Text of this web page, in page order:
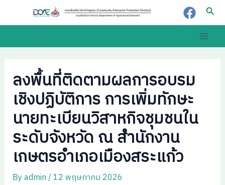
Main
ลงพื้นที่ติดตามผลการอบรม
เชิงปฏิบัติการ การเพิ่มทักษะ
นายทะเบียนวิสาหกิจชุมชนใน
ระดับจังหวัด ณ สำนักงาน
เกษตรอำเภอเมืองสระแก้ว
Byadmin/12 พฤษภาคม 2026
navigation